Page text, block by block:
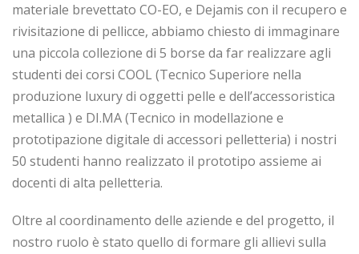
materiale brevettato CO-EO, e Dejamis con il recupero e
rivisitazione di pellicce, abbiamo chiesto di immaginare
una piccola collezione di 5 borse da far realizzare agli
studenti dei corsi COOL (Tecnico Superiore nella
produzione luxury di oggetti pelle e dell’accessoristica
metallica ) e DI.MA (Tecnico in modellazione e
prototipazione digitale di accessori pelletteria) i nostri
50 studenti hanno realizzato il prototipo assieme ai
docenti di alta pelletteria.
Oltre al coordinamento delle aziende e del progetto, il
nostro ruolo è stato quello di formare gli allievi sulla